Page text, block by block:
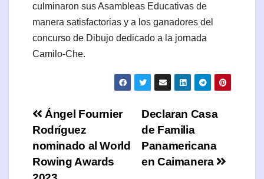
culminaron sus Asambleas Educativas de
manera satisfactorias y a los ganadores del
concurso de Dibujo dedicado a la jornada
Camilo-Che.
Navegación
de
entradas
Declaran Casa
de Familia
Panamericana
en Caimanera
Ángel Fournier
Rodríguez
nominado al World
Rowing Awards